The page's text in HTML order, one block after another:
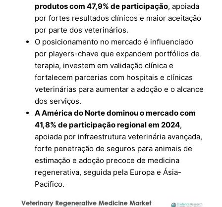
produtos com 47,9% de participação, apoiada
por fortes resultados clínicos e maior aceitação
por parte dos veterinários.
O posicionamento no mercado é influenciado
por players-chave que expandem portfólios de
terapia, investem em validação clínica e
fortalecem parcerias com hospitais e clínicas
veterinárias para aumentar a adoção e o alcance
dos serviços.
A América do Norte dominou o mercado com
41,8% de participação regional em 2024,
apoiada por infraestrutura veterinária avançada,
forte penetração de seguros para animais de
estimação e adoção precoce de medicina
regenerativa, seguida pela Europa e Ásia-
Pacífico.